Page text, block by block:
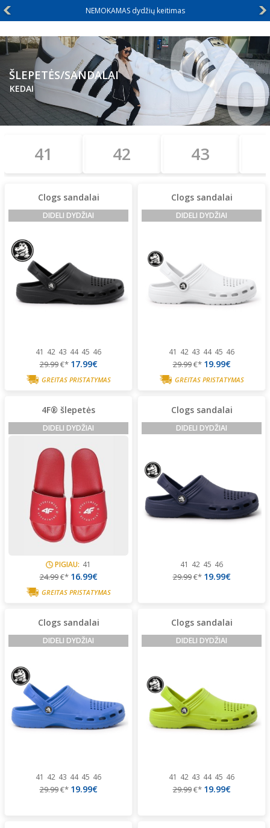
Didelių dydžių rūbai nuo XXL+
ŠLEPETĖS/SANDALAI
KEDAI
41 42 43
Clogs sandalai
DIDELI DYDŽIAI
41 42 43 44 45 46
29.99€* 17.99€
GREITAS PRISTATYMAS
Clogs sandalai
DIDELI DYDŽIAI
41 42 43 44 45 46
29.99€* 19.99€
GREITAS PRISTATYMAS
4F® šlepetės
DIDELI DYDŽIAI
PIGIAU: 41
24.99€* 16.99€
GREITAS PRISTATYMAS
Clogs sandalai
DIDELI DYDŽIAI
41 42 45 46
29.99€* 19.99€
Clogs sandalai
DIDELI DYDŽIAI
41 42 43 44 45 46
29.99€* 19.99€
Clogs sandalai
DIDELI DYDŽIAI
41 42 43 44 45 46
29.99€* 19.99€